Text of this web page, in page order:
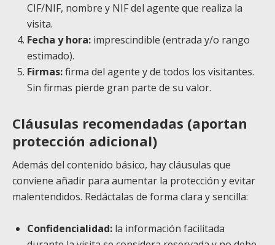
CIF/NIF, nombre y NIF del agente que realiza la
visita.
Fecha y hora: imprescindible (entrada y/o rango
estimado).
Firmas:firma del agente y de todos los visitantes.
Sin firmas pierde gran parte de su valor.
Cláusulas recomendadas (aportan
protección adicional)
Además del contenido básico, hay cláusulas que
conviene añadir para aumentar la protección y evitar
malentendidos. Redáctalas de forma clara y sencilla:
Confidencialidad: la información facilitada